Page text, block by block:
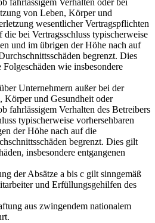
fahrlässigem Verhalten oder bei
von Leben, Körper und
wesentlicher Vertragspflichten
bei Vertragsschluss typischerweise
und im übrigen der Höhe nach auf
begrenzt. Dies
wie insbesondere
Unternehmern außer bei der
Körper und Gesundheit oder
fahrlässigem Verhalten des Betreibers
typischerweise vorhersehbaren
der Höhe nach auf die
begrenzt. Dies gilt
insbesondere entgangenen
der Absätze a bis c gilt sinngemäß
und Erfüllungsgehilfen des
aus zwingendem nationalem